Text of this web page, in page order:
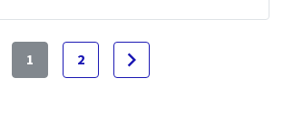
1 2 navigate_next